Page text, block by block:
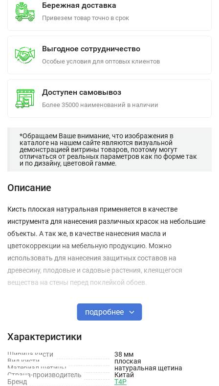
Бережная доставка
Привезем товар точно в срок
Выгодное сотрудничество
Особые условия для оптовых клиентов
Доступен самовывоз
Более 35000 наименований в наличии
*Обращаем Ваше внимание, что изображения в
каталоге на нашем сайте являются визуальной
демонстрацией витрины товаров, поэтому могут
отличаться от реальных параметров как по форме так
и по дизайну, цветовой гамме.
Описание
Кисть плоская натуральная применяется в качестве
инструмента для нанесения различных красок на небольшие
объекты. А так же, в качестве нанесения масла и
цветокоррекции на мебельную продукцию. Можно
использовать для нанесения защитных составов на
древесину, плодовые и садовые растения, клеящегося
вещества на стены перед поклейкой обоев.
Технические характеристики
Щетина: Натуральная
Материал рукояти: Дерево
Материал бандажа: Металл
подробнее
Характеристики
Ширина кисти
38 мм
Вид кисти
плоская
Материал щетины
натуральная щетина
Страна-производитель
Китай
Бренд
T4P